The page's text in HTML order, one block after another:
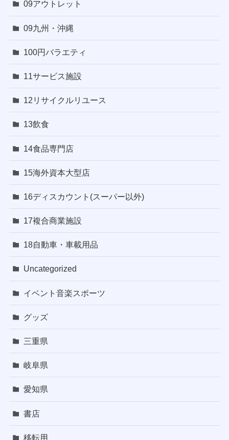
09アウトレット
09九州・沖縄
100円バラエティ
11サービス施設
12リサイクルリユース
13飲食
14食品専門店
15海外資本大型店
16ディスカウント(スーパー以外)
17複合商業施設
18自動車・車載用品
Uncategorized
イベント音楽スポーツ
グッズ
三重県
岐阜県
愛知県
書店
移転用